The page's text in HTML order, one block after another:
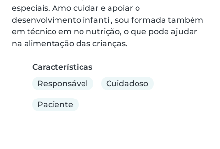
especiais. Amo cuidar e apoiar o
desenvolvimento infantil, sou formada também
em técnico em no nutrição, o que pode ajudar
na alimentação das crianças.
Características
Responsável
Cuidadoso
Paciente